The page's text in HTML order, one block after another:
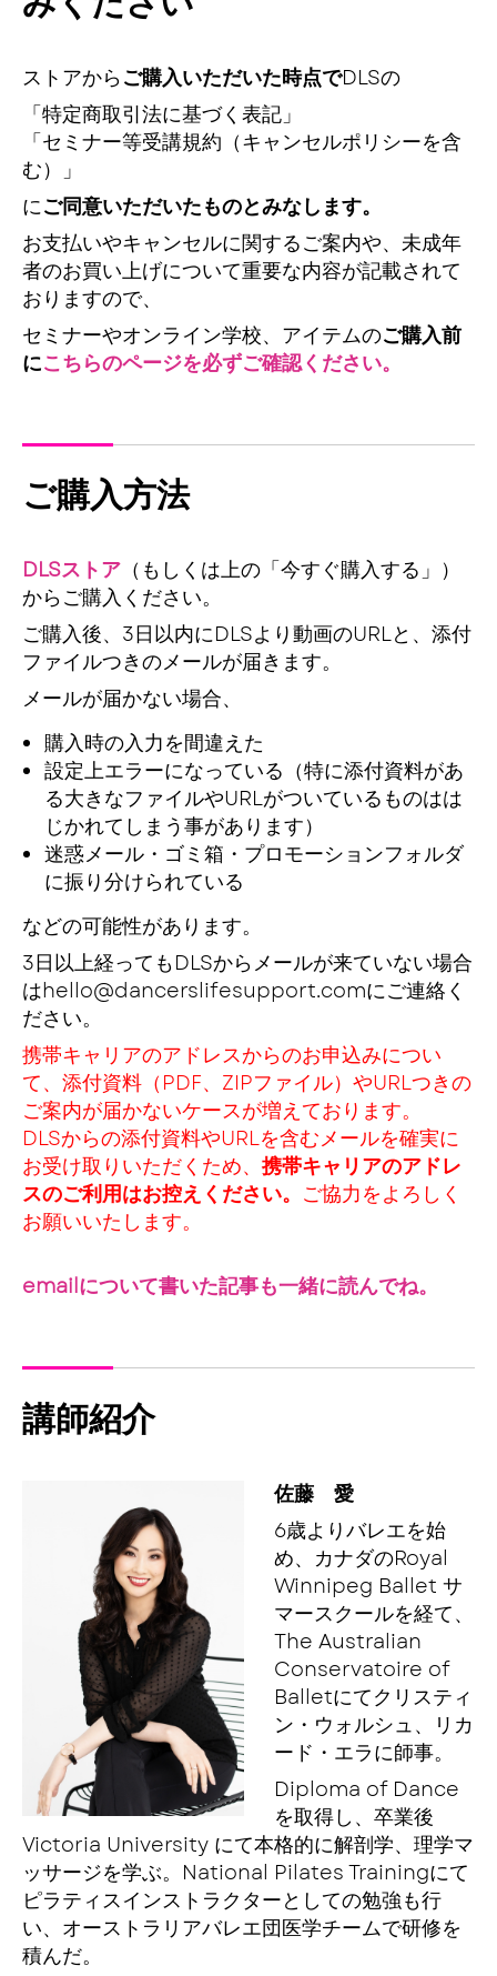
ストアからご購入いただいた時点でDLSの
「特定商取引法に基づく表記」
「セミナー等受講規約（キャンセルポリシーを含
む）」
にご同意いただいたものとみなします。
お支払いやキャンセルに関するご案内や、未成年
者のお買い上げについて重要な内容が記載されて
おりますので、
セミナーやオンライン学校、アイテムのご購入前
にこちらのページを必ずご確認ください。
ご購入方法
DLSストア （もしくは上の「今すぐ購入する」）
からご購入ください。
ご購入後、3日以内にDLSより動画のURLと、添付
ファイルつきのメールが届きます。
メールが届かない場合、
購入時の入力を間違えた
設定上エラーになっている（特に添付資料があ
る大きなファイルやURLがついているものはは
じかれてしまう事があります）
迷惑メール・ゴミ箱・プロモーションフォルダ
に振り分けられている
などの可能性があります。
3日以上経ってもDLSからメールが来ていない場合
はhello@dancerslifesupport.comにご連絡く
ださい。
携帯キャリアのアドレスからのお申込みについ
て、添付資料（PDF、ZIPファイル）やURLつきの
ご案内が届かないケースが増えております。
DLSからの添付資料やURLを含むメールを確実に
お受け取りいただくため、 携帯キャリアのアドレ
スのご利用はお控えください。 ご協力をよろしく
お願いいたします。
emailについて書いた記事も一緒に読んでね。
講師紹介
佐藤 愛
6歳よりバレエを始
め、カナダのRoyal
Winnipeg Ballet サ
マースクールを経て、
The Australian
Conservatoire of
Balletにてクリスティ
ン・ウォルシュ、リカ
ード・エラに師事。
Diploma of Dance
を取得し、卒業後
Victoria University にて本格的に解剖学、理学マ
ッサージを学ぶ。National Pilates Trainingにて
ピラティスインストラクターとしての勉強も行
い、オーストラリアバレエ団医学チームで研修を
積んだ。